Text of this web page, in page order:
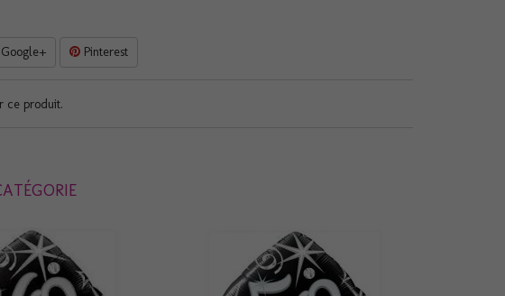
Pinterest
ce produit.